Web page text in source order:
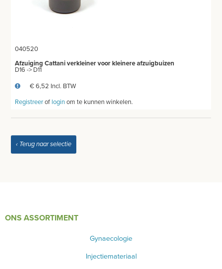
PRODUCT NIET GEVONDEN?
040520
Afzuiging Cattani verkleiner voor kleinere afzuigbuizen
D16 -> D11
€ 6,52 Incl. BTW
Registreerof loginom te kunnen winkelen.
‹ Terug naar selectie
ONS ASSORTIMENT
Gynaecologie
Injectiemateriaal